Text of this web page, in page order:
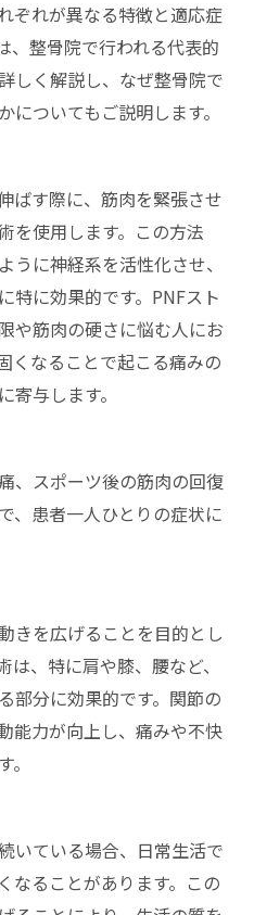
ぞれが異なる特徴と適応症
、整骨院で行われる代表的
しく解説し、なぜ整骨院で
ついてもご説明します。
ばす際に、筋肉を緊張させ
を使用します。この方法
うに神経系を活性化させ、
特に効果的です。PNFスト
や筋肉の硬さに悩む人にお
くなることで起こる痛みの
寄与します。
、スポーツ後の筋肉の回復
、患者一人ひとりの症状に
きを広げることを目的とし
、特に肩や膝、腰など、
部分に効果的です。関節の
能力が向上し、痛みや不快
いている場合、日常生活で
なることがあります。この